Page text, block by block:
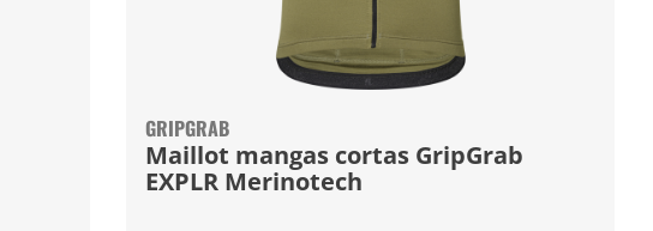
GRIPGRAB
Maillot mangas cortas GripGrab
EXPLR Merinotech